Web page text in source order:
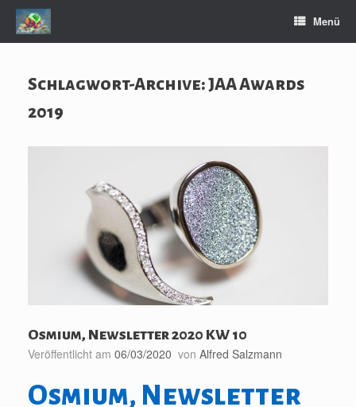
Zum
Inhalt
springen
Menü
Schlagwort-Archive:JAA Awards
2019
Osmium, Newsletter 2020 KW 10
Veröffentlicht am 06/03/2020 von Alfred Salzmann
Osmium, Newsletter